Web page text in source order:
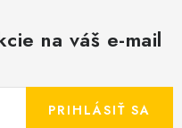
na váš e-mail
PRIHLÁSIŤ SA